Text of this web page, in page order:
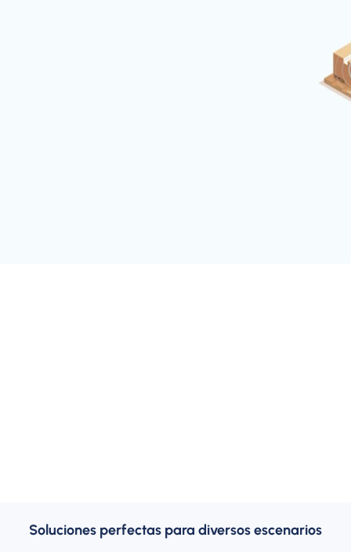
Soluciones perfectas para diversos escenarios